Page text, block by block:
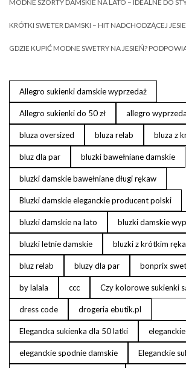
MODNE SZORTY DAMSKIE NA LATO – IDEALNE DO
KRÓTKI SWETER DAMSKI – HIT NADCHODZĄCEJ
GDZIE KUPIĆ MODNE SWETRY NA JESIEŃ?
Allegro sukienki damskie wyprzedaż
Allegro sukienki do 50 zł allegro
bluza oversized bluza relab bluza z
bluz dla par bluzki bawełniane damskie
bluzki damskie bawełniane długi rękaw
Bluzki damskie eleganckie producent polski
bluzki damskie na lato bluzki damskie
bluzki letnie damskie bluzki z krótkim
bluz relab bluzy dla par bonprix
by lalala ccc Czy kolorowe sukienki
dress code drogeria ebutik.pl
Elegancka sukienka dla 50 latki
eleganckie spodnie damskie Eleganckie